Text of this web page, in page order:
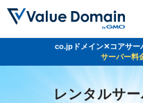
ドメイントップ
レンタルサーバー
Value
24%OFFクーポ
co.jpドメイン✕コアサー
サーバー料
レンタルサ